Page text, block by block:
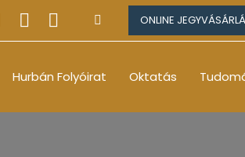
ONLINE
Hurbán Folyóirat Oktatás